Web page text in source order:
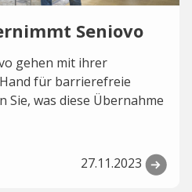
Seniovo
gehen mit ihrer
für barrierefreie
Sie, was diese Übernahme
27.11.2023